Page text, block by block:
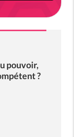
pouvoir,
?